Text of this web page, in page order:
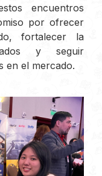
encuentros
por ofrecer
fortalecer la
y seguir
en el mercado.